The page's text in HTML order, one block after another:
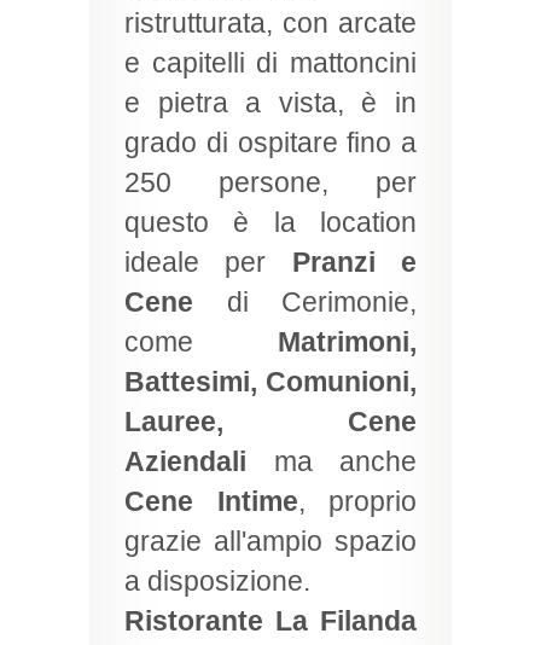
ristrutturata, con arcate
e capitelli di mattoncini
e pietra a vista, è in
grado di ospitare fino a
250 persone, per
questo è la location
ideale per Pranzi e
Cene di Cerimonie,
come Matrimoni,
Battesimi, Comunioni,
Lauree, Cene
Aziendali ma anche
Cene Intime, proprio
grazie all'ampio spazio
a disposizione.
Ristorante La Filanda